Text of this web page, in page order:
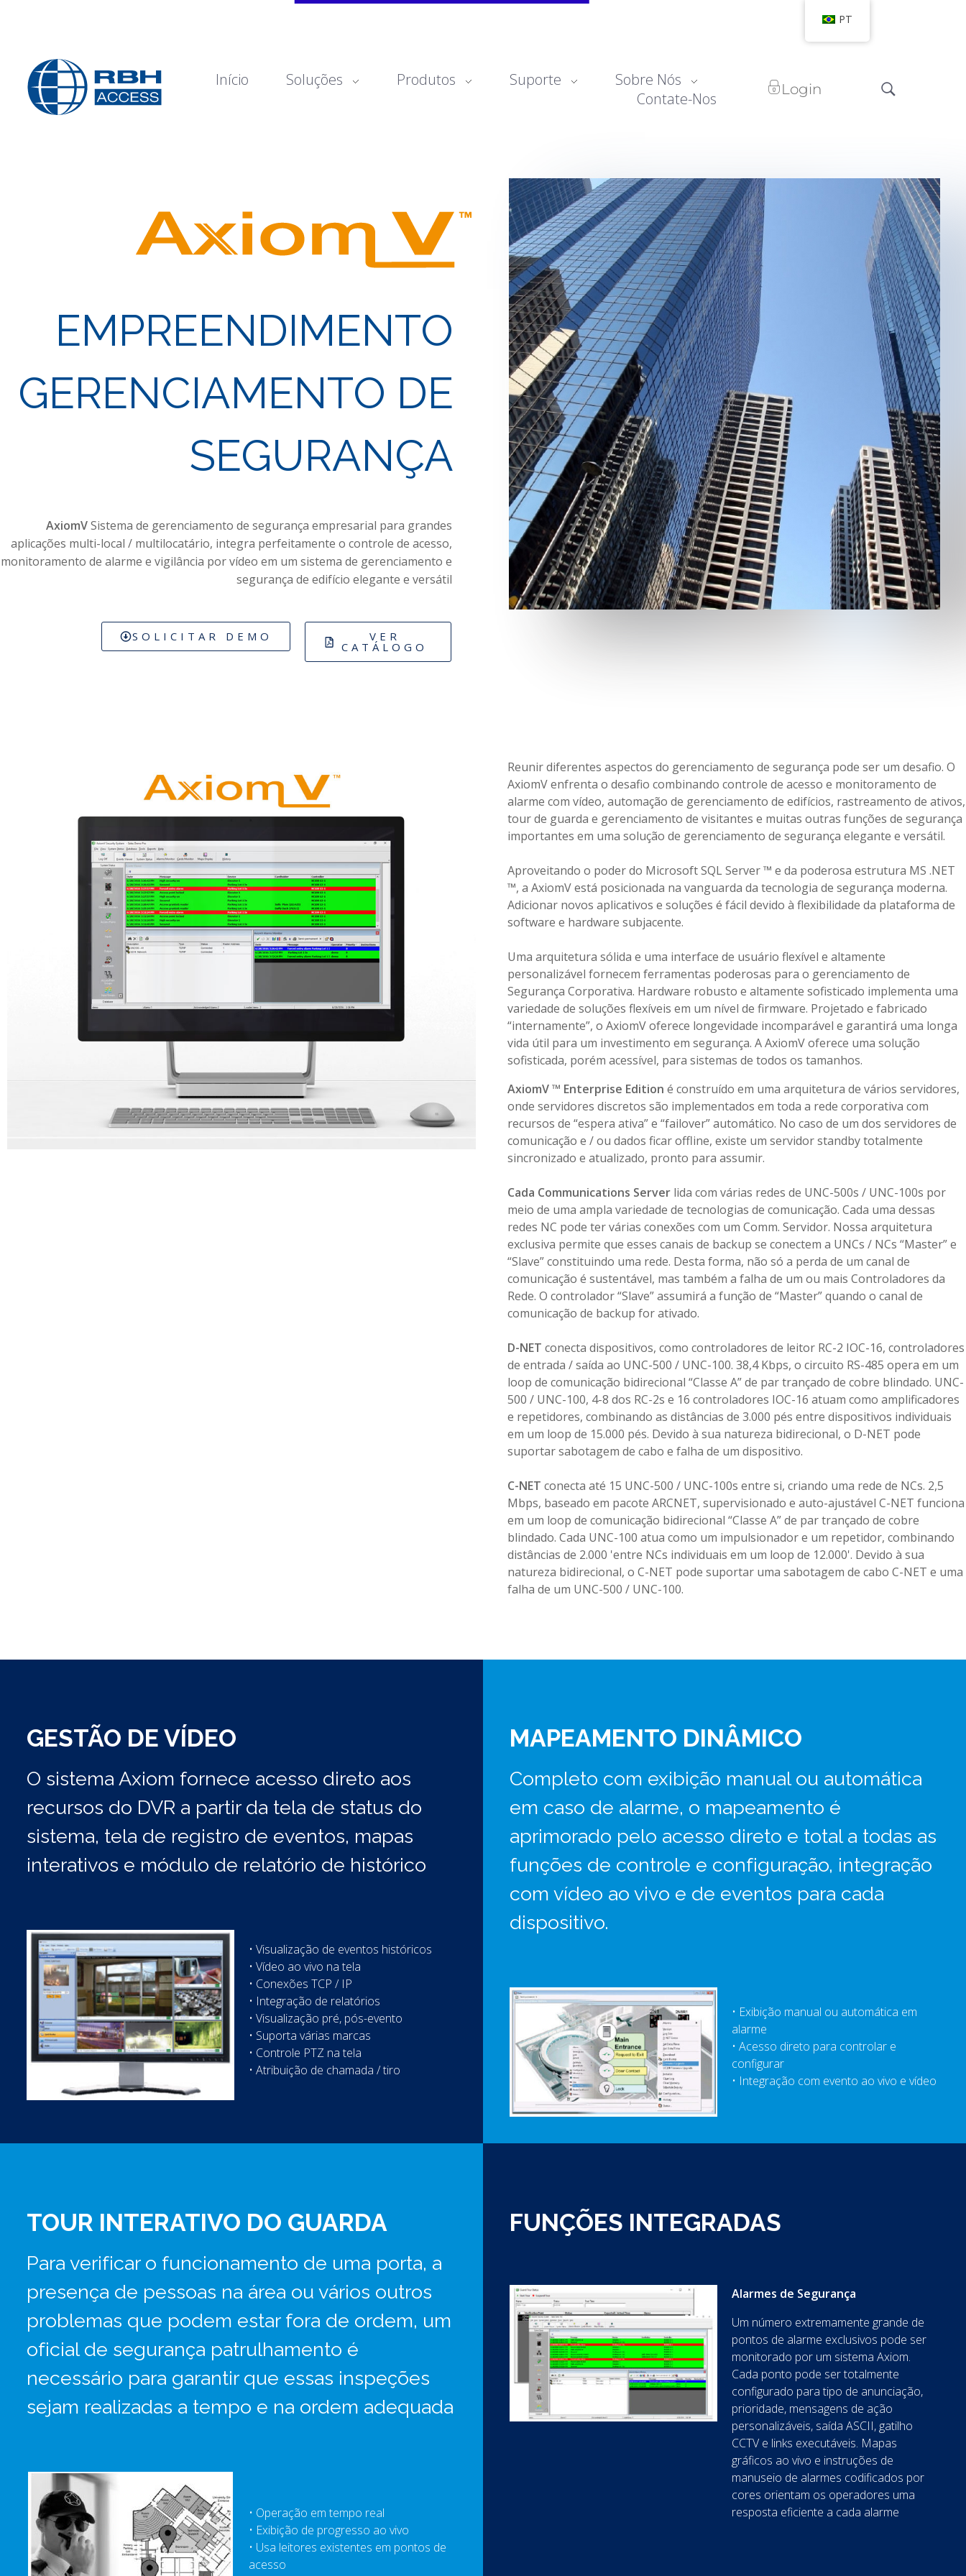
Início Soluções Produtos Suporte
Sobre Nós
Contate-Nos
Login
EMPREENDIMENTO
GERENCIAMENTO DE
SEGURANÇA
AxiomVSistema de gerenciamento de segurança empresarial para grandes
aplicações multi-local / multilocatário, integra perfeitamente o controle de acesso,
monitoramento de alarme e vigilância por vídeo em um sistema de gerenciamento e
segurança de edifício elegante e versátil
SOLICITAR DEMO VER
CATÁLOGO
Reunir diferentes aspectos do gerenciamento de segurança pode ser um desafio. O
AxiomV enfrenta o desafio combinando controle de acesso e monitoramento de
alarme com vídeo, automação de gerenciamento de edifícios, rastreamento de ativos,
tour de guarda e gerenciamento de visitantes e muitas outras funções de segurança
importantes em uma solução de gerenciamento de segurança elegante e versátil.
Aproveitando o poder do Microsoft SQL Server ™ e da poderosa estrutura MS .NET
™, a AxiomV está posicionada na vanguarda da tecnologia de segurança moderna.
Adicionar novos aplicativos e soluções é fácil devido à flexibilidade da plataforma de
software e hardware subjacente.
Uma arquitetura sólida e uma interface de usuário flexível e altamente
personalizável fornecem ferramentas poderosas para o gerenciamento de
Segurança Corporativa. Hardware robusto e altamente sofisticado implementa uma
variedade de soluções flexíveis em um nível de firmware. Projetado e fabricado
“internamente”, o AxiomV oferece longevidade incomparável e garantirá uma longa
vida útil para um investimento em segurança. A AxiomV oferece uma solução
sofisticada, porém acessível, para sistemas de todos os tamanhos.
AxiomV ™ Enterprise Edition é construído em uma arquitetura de vários servidores,
onde servidores discretos são implementados em toda a rede corporativa com
recursos de “espera ativa” e “failover” automático. No caso de um dos servidores de
comunicação e / ou dados ficar offline, existe um servidor standby totalmente
sincronizado e atualizado, pronto para assumir.
Cada Communications Serverlida com várias redes de UNC-500s / UNC-100s por
meio de uma ampla variedade de tecnologias de comunicação. Cada uma dessas
redes NC pode ter várias conexões com um Comm. Servidor. Nossa arquitetura
exclusiva permite que esses canais de backup se conectem a UNCs / NCs “Master” e
“Slave” constituindo uma rede. Desta forma, não só a perda de um canal de
comunicação é sustentável, mas também a falha de um ou mais Controladores da
Rede. O controlador “Slave” assumirá a função de “Master” quando o canal de
comunicação de backup for ativado.
D-NET conecta dispositivos, como controladores de leitor RC-2 IOC-16, controladores
de entrada / saída ao UNC-500 / UNC-100. 38,4 Kbps, o circuito RS-485 opera em um
loop de comunicação bidirecional “Classe A” de par trançado de cobre blindado. UNC-
500 / UNC-100, 4-8 dos RC-2s e 16 controladores IOC-16 atuam como amplificadores
e repetidores, combinando as distâncias de 3.000 pés entre dispositivos individuais
em um loop de 15.000 pés. Devido à sua natureza bidirecional, o D-NET pode
suportar sabotagem de cabo e falha de um dispositivo.
C-NET conecta até 15 UNC-500 / UNC-100s entre si, criando uma rede de NCs. 2,5
Mbps, baseado em pacote ARCNET, supervisionado e auto-ajustável C-NET funciona
em um loop de comunicação bidirecional “Classe A” de par trançado de cobre
blindado. Cada UNC-100 atua como um impulsionador e um repetidor, combinando
distâncias de 2.000 'entre NCs individuais em um loop de 12.000'. Devido à sua
natureza bidirecional, o C-NET pode suportar uma sabotagem de cabo C-NET e uma
falha de um UNC-500 / UNC-100.
GESTÃO DE VÍDEO
O sistema Axiom fornece acesso direto aos
recursos do DVR a partir da tela de status do
sistema, tela de registro de eventos, mapas
interativos e módulo de relatório de histórico
• Visualização de eventos históricos
• Vídeo ao vivo na tela
• Conexões TCP / IP
• Integração de relatórios
• Visualização pré, pós-evento
• Suporta várias marcas
• Controle PTZ na tela
• Atribuição de chamada / tiro
MAPEAMENTO DINÂMICO
Completo com exibição manual ou automática
em caso de alarme, o mapeamento é
aprimorado pelo acesso direto e total a todas as
funções de controle e configuração, integração
com vídeo ao vivo e de eventos para cada
dispositivo.
• Exibição manual ou automática em
alarme
• Acesso direto para controlar e
configurar
• Integração com evento ao vivo e vídeo
TOUR INTERATIVO DO GUARDA
Para verificar o funcionamento de uma porta, a
presença de pessoas na área ou vários outros
problemas que podem estar fora de ordem, um
oficial de segurança patrulhamento é
necessário para garantir que essas inspeções
sejam realizadas a tempo e na ordem adequada
• Operação em tempo real
• Exibição de progresso ao vivo
• Usa leitores existentes em pontos de
acesso
FUNÇÕES INTEGRADAS
Alarmes de Segurança
Um número extremamente grande de
pontos de alarme exclusivos pode ser
monitorado por um sistema Axiom.
Cada ponto pode ser totalmente
configurado para tipo de anunciação,
prioridade, mensagens de ação
personalizáveis, saída ASCII, gatilho
CCTV e links executáveis. Mapas
gráficos ao vivo e instruções de
manuseio de alarmes codificados por
cores orientam os operadores uma
resposta eficiente a cada alarme
PT